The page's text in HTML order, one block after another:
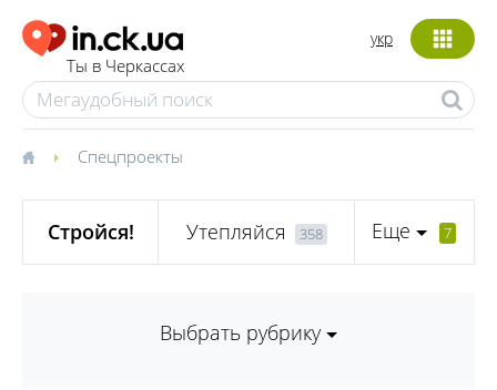
Ты в Черкассах
укр
Спецпроекты
Стройся! Утепляйся 358 Еще 7
Выбрать рубрику